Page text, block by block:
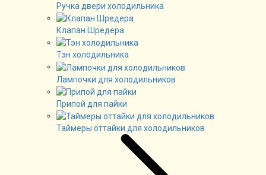
Ручка двери холодильника
Клапан Шредера
Тэн холодильника
Лампочки для холодильников
Припой для пайки
Таймеры оттайки для холодильников